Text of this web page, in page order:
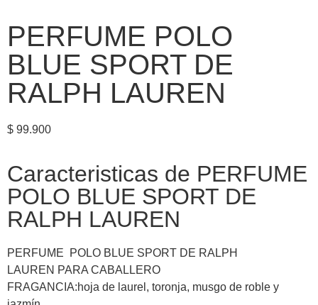
PERFUME POLO
BLUE SPORT DE
RALPH LAUREN
$ 99.900
Caracteristicas de PERFUME
POLO BLUE SPORT DE
RALPH LAUREN
PERFUME POLO BLUE SPORT DE RALPH
LAUREN PARA CABALLERO
FRAGANCIA:hoja de laurel, toronja, musgo de roble y